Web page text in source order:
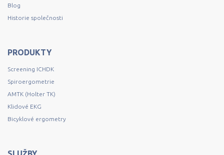
Blog
Historie společnosti
PRODUKTY
Screening ICHDK
Spiroergometrie
AMTK (Holter TK)
Klidové EKG
Bicyklové ergometry